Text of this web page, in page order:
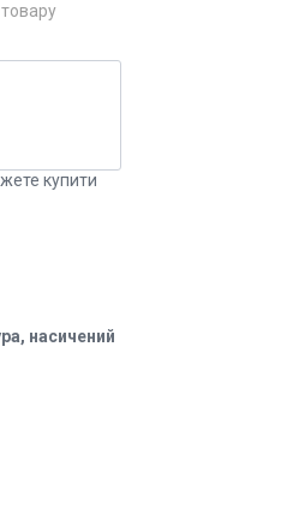
купити
насичений